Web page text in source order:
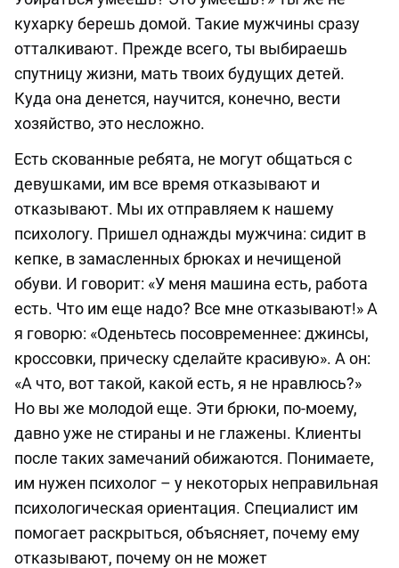
кухарку берешь домой. Такие мужчины сразу
отталкивают. Прежде всего, ты выбираешь
спутницу жизни, мать твоих будущих детей.
Куда она денется, научится, конечно, вести
хозяйство, это несложно.
Есть скованные ребята, не могут общаться с
девушками, им все время отказывают и
отказывают. Мы их отправляем к нашему
психологу. Пришел однажды мужчина: сидит в
кепке, в замасленных брюках и нечищеной
обуви. И говорит: «У меня машина есть, работа
есть. Что им еще надо? Все мне отказывают!» А
я говорю: «Оденьтесь посовременнее: джинсы,
кроссовки, прическу сделайте красивую». А он:
«А что, вот такой, какой есть, я не нравлюсь?»
Но вы же молодой еще. Эти брюки, по-моему,
давно уже не стираны и не глажены. Клиенты
после таких замечаний обижаются. Понимаете,
им нужен психолог – у некоторых неправильная
психологическая ориентация. Специалист им
помогает раскрыться, объясняет, почему ему
отказывают, почему он не может